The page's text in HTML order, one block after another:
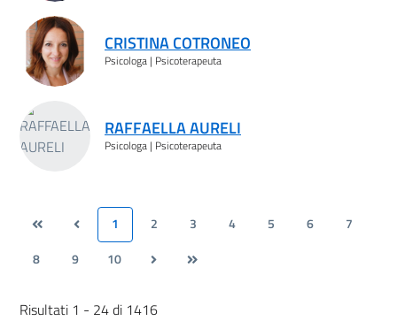
CRISTINA COTRONEO
Psicologa | Psicoterapeuta
RAFFAELLA AURELI
Psicologa | Psicoterapeuta
1 2 3 4 5 6
7
8
9 10
Risultati 1 - 24 di 1416